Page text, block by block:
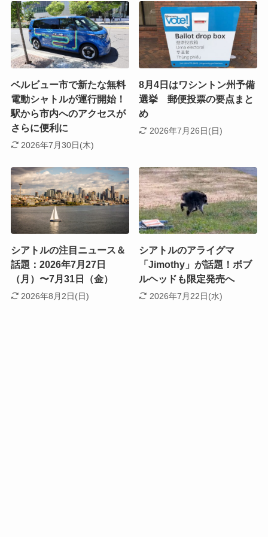
ベルビュー市で新たな無料
電動シャトルが運行開始！
駅から市内へのアクセスが
さらに便利に
2026年7月30日(木)
8月4日はワシントン州予備
選挙 郵便投票の要点まと
め
2026年7月26日(日)
シアトルの注目ニュース＆
話題：2026年7月27日
（月）〜7月31日（金）
2026年8月2日(日)
シアトルのアライグマ
「Jimothy」が話題！ボブ
ルヘッドも限定発売へ
2026年7月22日(水)